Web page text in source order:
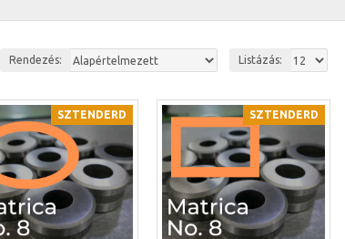
Rendezés: Listázás:
SZTENDERD SZTENDERD